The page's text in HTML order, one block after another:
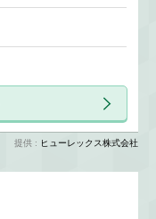
提供 : ヒューレックス株式会社